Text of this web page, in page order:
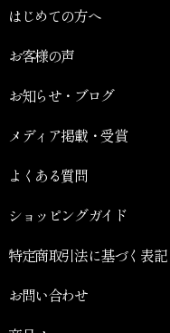
はじめての方へ
お客様の声
お知らせ・ブログ
メディア掲載・受賞
よくある質問
ショッピングガイド
特定商取引法に基づく表記
お問い合わせ